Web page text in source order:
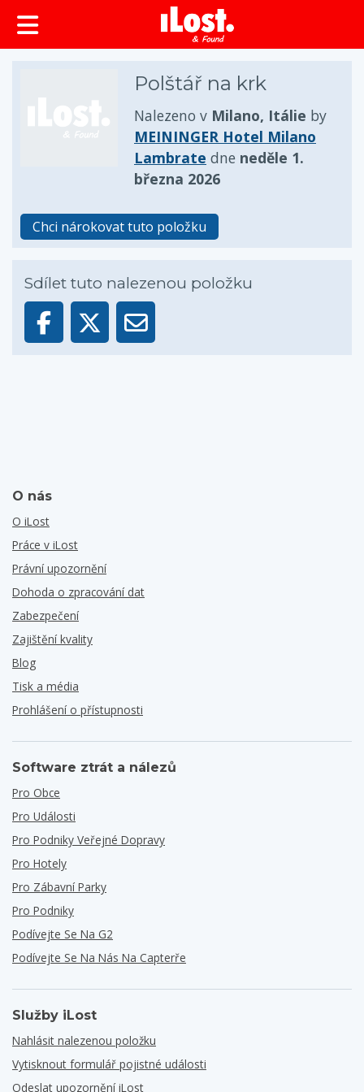
obsah
Polštář na krk
Nalezeno v Milano, Itálie by
MEININGER Hotel Milano
Lambrate dne neděle 1.
března 2026
Chci nárokovat tuto položku
Sdílet tuto nalezenou položku
O nás
O iLost
Práce v iLost
Právní upozornění
Dohoda o zpracování dat
Zabezpečení
Zajištění kvality
Blog
Tisk a média
Prohlášení o přístupnosti
Software ztrát a nálezů
Pro Obce
Pro Události
Pro Podniky Veřejné Dopravy
Pro Hotely
Pro Zábavní Parky
Pro Podniky
Podívejte Se Na G2
Podívejte Se Na Nás Na Capterře
Služby iLost
Nahlásit nalezenou položku
Vytisknout formulář pojistné události
Odeslat upozornění iLost